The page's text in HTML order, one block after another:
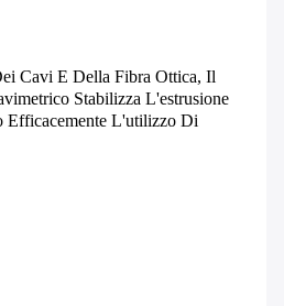
Cavi E Della Fibra Ottica, Il
Stabilizza L'estrusione
Efficacemente L'utilizzo Di